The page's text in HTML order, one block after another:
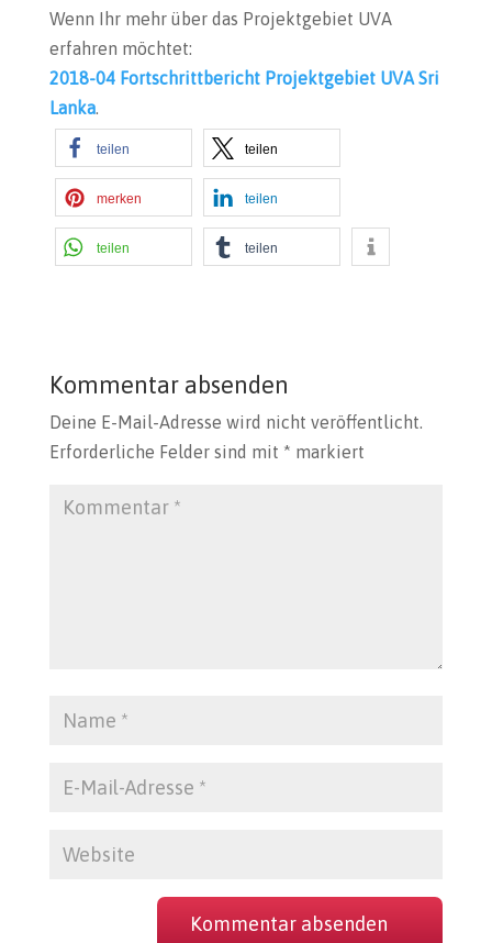
Wenn Ihr mehr über das Projektgebiet UVA
erfahren möchtet:
2018-04 Fortschrittbericht Projektgebiet UVA Sri
Lanka.
teilen teilen
merken teilen
teilen teilen
Kommentar absenden
Deine E-Mail-Adresse wird nicht veröffentlicht.
Erforderliche Felder sind mit * markiert